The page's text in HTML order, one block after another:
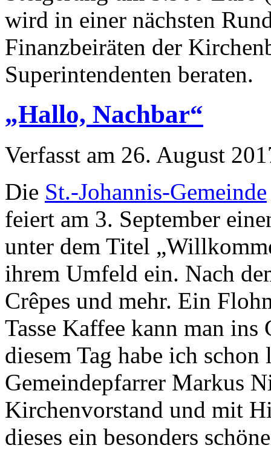
wird in einer nächsten
Finanzbeiräten der
Superintendenten beraten.
„Hallo, Nachbar“
Verfasst am 26. August
Die St.-Johannis-Gemeinde
feiert am 3. September
unter dem Titel
ihrem Umfeld ein. Nach
Crêpes und mehr. Ein
Tasse Kaffee kann man ins
diesem Tag habe ich
Gemeindepfarrer Markus
Kirchenvorstand und mit
dieses ein besonders